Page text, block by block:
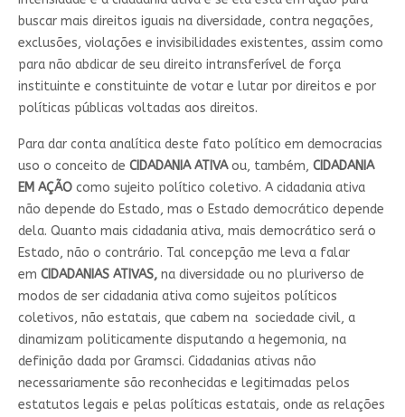
buscar mais direitos iguais na diversidade, contra negações,
exclusões, violações e invisibilidades existentes, assim como
para não abdicar de seu direito intransferível de força
instituinte e constituinte de votar e lutar por direitos e por
políticas públicas voltadas aos direitos.
Para dar conta analítica deste fato político em democracias
uso o conceito de CIDADANIA ATIVAou, também, CIDADANIA
EM AÇÃOcomo sujeito político coletivo. A cidadania ativa
não depende do Estado, mas o Estado democrático depende
dela. Quanto mais cidadania ativa, mais democrático será o
Estado, não o contrário. Tal concepção me leva a falar
em CIDADANIAS ATIVAS,na diversidade ou no pluriverso de
modos de ser cidadania ativa como sujeitos políticos
coletivos, não estatais, que cabem na sociedade civil, a
dinamizam politicamente disputando a hegemonia, na
definição dada por Gramsci. Cidadanias ativas não
necessariamente são reconhecidas e legitimadas pelos
estatutos legais e pelas políticas estatais, onde as relações